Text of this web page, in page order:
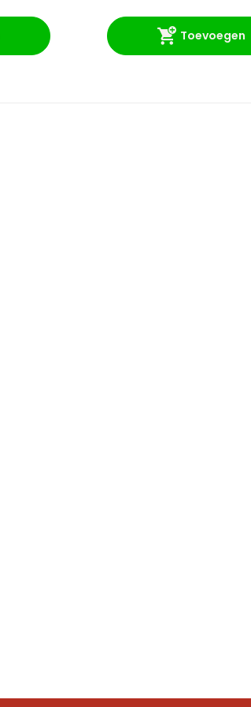
Toevoegen